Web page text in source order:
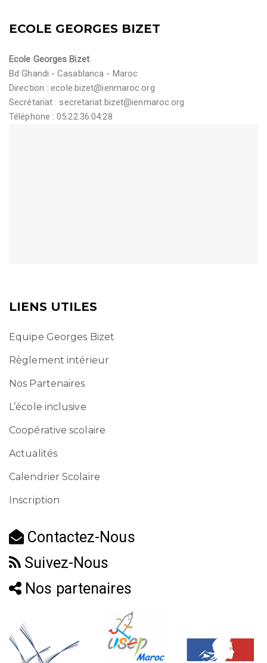
ECOLE GEORGES BIZET
Ecole Georges Bizet
Bd Ghandi - Casablanca - Maroc
Direction :ecole.bizet@ienmaroc.org
Secrétariat : secretariat.bizet@ienmaroc.org
Téléphone : 05.22.36.04.28
LIENS UTILES
Equipe Georges Bizet
Règlement intérieur
Nos Partenaires
L’école inclusive
Coopérative scolaire
Actualités
Calendrier Scolaire
Inscription
Contactez-Nous
Suivez-Nous
Nos partenaires